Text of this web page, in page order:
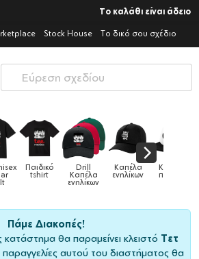
Το καλάθι είναι άδειο
Stock House Το δικό σου σχέδιο
Καπέλα
παιδικά Κούπες Κούπες
ειδικές
Πάμε Διακοπές!
κατάστημα θα παραμείνει κλειστό Τετ
παραγγελίες αυτού του διαστήματος θα